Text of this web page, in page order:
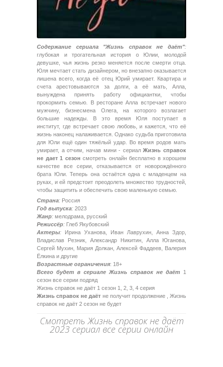
Содержание сериала "Жизнь справок не даёт":
глубокая и трогательная история о Юлии, молодой
девушке, чья жизнь резко меняется после смерти отца.
Юля мечтает стать дизайнером, но внезапно оказывается
лишена всего, когда её отец Юрий умирает. Квартира и
счета арестовываются за долги, а её мать, Алла,
вынуждена принять работу официантки, чтобы
прокормить семью. В ресторане Алла встречает нового
мужчину, бизнесмена Олега, на которого возлагает
большие надежды. В это время Юля поступает в
институт, где встречает свою любовь, и кажется, что её
жизнь наконец налаживается. Однако судьба приготовила
для Юли ещё один тяжёлый удар. Во время родов мать
умирает, а отчим, начав мини - сериалЖизнь справок
не дает 1 сезон смотреть онлайн бесплатно в хорошем
качестве все серии, отказывается от новорождённого
брата Юли. Теперь она остаётся одна с младенцем на
руках, и ей предстоит преодолеть множество трудностей,
чтобы защитить и обеспечить свою маленькую семью.
Страна: Россия
Год выпуска: 2023
Жанр: мелодрама, русский
Режиссёр: Глеб Якубовский
Актеры: Ирина Уханова, Иван Лаврухин, Анна Здор,
Владислав Резник, Александр Никитин, Алла Юганова,
Сергей Мухин, Мария Долкан, Алексей Фаддеев, Валерия
Ёлкина и другие
Возрастные ограничения: 18+
Всего будет в сериале Жизнь справок не даёт 1
сезон все серии подряд
Жизнь справок не даёт 1 сезон 1, 2, 3, 4 серия
Жизнь справок не даёт не получит продолжение , Жизнь
справок не даёт 2 сезон не будет
Смотреть Жизнь справок не даёт
2023 сериал все серии онлайн